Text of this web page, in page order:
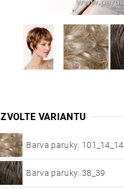
ZVOLTE VARIANTU
Barva paruky: 101_14_14
Barva paruky: 38_39